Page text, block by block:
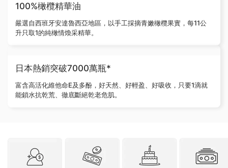
100%橄欖精華油
嚴選自西班牙安達魯西亞地區，以手工採摘青嫩橄欖果實，每11公
升只取1的純橄情煥采精華。
日本熱銷突破7000萬瓶*
富含高活化維他命E及多酚，好天然、好輕盈、好吸收，只要1滴就
能鎖水抗乾荒、徹底斷絕乾老危肌。